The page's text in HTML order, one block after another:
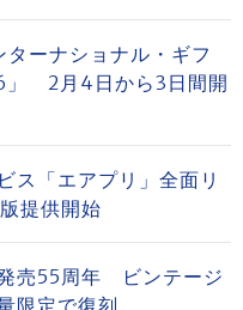
ターナショナル・ギフ
」 2月4日から3日間開
ス「エアプリ」全面リ
提供開始
発売55周年 ビンテージ